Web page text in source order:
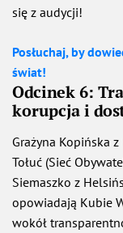
się z audycji!
Posłuchaj, by
świat!
Odcinek 6:
korupcja i
Grażyna Kopińska
Tołuć (Sieć
Siemaszko z
opowiadają Kubie
wokół